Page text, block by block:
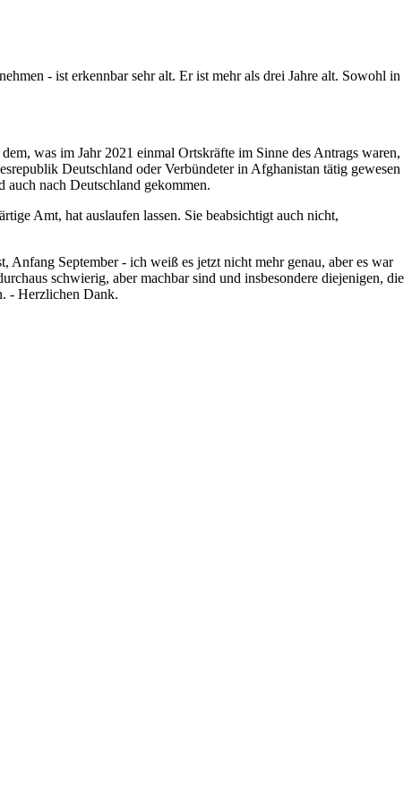
- ist erkennbar sehr alt. Er ist mehr als drei Jahre alt. Sowohl in
was im Jahr 2021 einmal Ortskräfte im Sinne des Antrags waren,
Deutschland oder Verbündeter in Afghanistan tätig gewesen
nach Deutschland gekommen.
Amt, hat auslaufen lassen. Sie beabsichtigt auch nicht,
Anfang September - ich weiß es jetzt nicht mehr genau, aber es war
schwierig, aber machbar sind und insbesondere diejenigen, die
- Herzlichen Dank.